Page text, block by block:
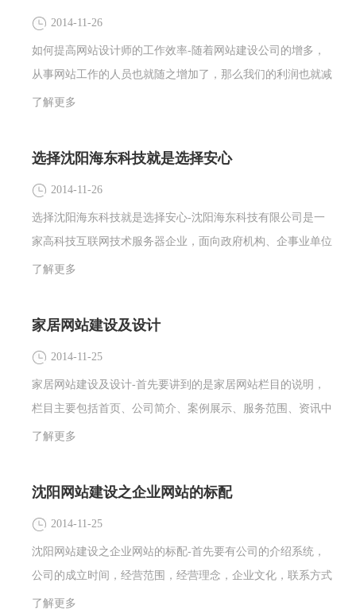
2014-11-26
如何提高网站设计师的工作效率-随着网站建设公司的增多，
从事网站工作的人员也就随之增加了，那么我们的利润也就减
少了，老板们开始为了节约成本而想办法，其中就是如何提高
了解更多
选择沈阳海东科技就是选择安心
2014-11-26
选择沈阳海东科技就是选择安心-沈阳海东科技有限公司是一
家高科技互联网技术服务器企业，面向政府机构、企事业单位
和广大个人用户提供专业网络建设服务、应用技术服务、互联
销，全动画网站等业务。
了解更多
家居网站建设及设计
2014-11-25
家居网站建设及设计-首先要讲到的是家居网站栏目的说明，
栏目主要包括首页、公司简介、案例展示、服务范围、资讯中
心、家居博客、人才招聘等等主栏目。
了解更多
沈阳网站建设之企业网站的标配
2014-11-25
沈阳网站建设之企业网站的标配-首先要有公司的介绍系统，
公司的成立时间，经营范围，经营理念，企业文化，联系方式
多要展现给你的客户；还要有产品展示系统，客户最关心的当
了解更多